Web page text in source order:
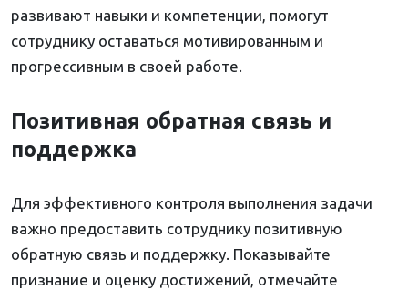
развивают навыки и компетенции, помогут
сотруднику оставаться мотивированным и
прогрессивным в своей работе.
Позитивная обратная связь и
поддержка
Для эффективного контроля выполнения задачи
важно предоставить сотруднику позитивную
обратную связь и поддержку. Показывайте
признание и оценку достижений, отмечайте